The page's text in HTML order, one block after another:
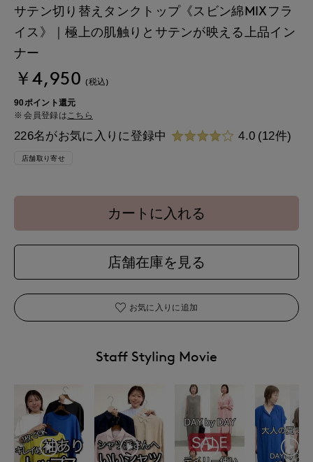
サテン切り替えタンクトップ《スビン綿MIXフラ
イス》｜極上の肌触りとサテンが映える上品イン
ナー
￥4,950 (税込)
90ポイント還元
会員登録はこちら
226名がお気に入りに登録中 4.0 (12件)
店舗取り寄せ
カートに入れる
店舗在庫を見る
お気に入りに追加
Staff Styling Movie